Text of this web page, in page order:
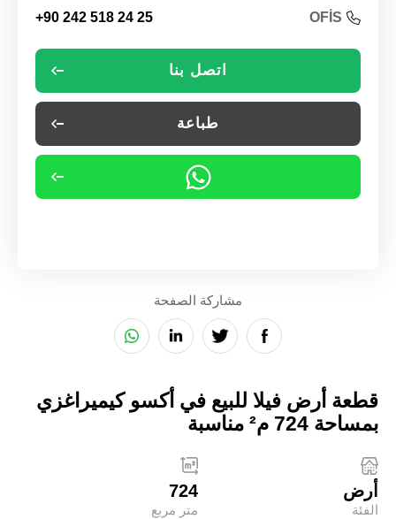
OFİS
+90 242 518 24 25
اتصل بنا
طباعة
مشاركة الصفحة
قطعة أرض فيلا للبيع في أكسو كيميراغزي
بمساحة 724 م² مناسبة
أرض
الفئة
724
متر مربع